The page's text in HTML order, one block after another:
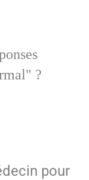
?
pour